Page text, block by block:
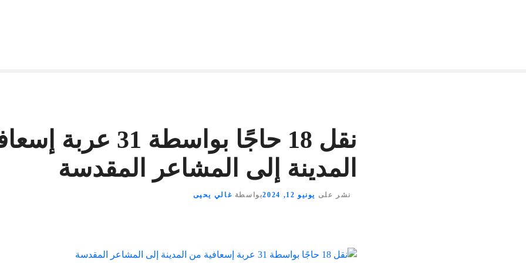
نقل 18 حاجًا بواسطة 31
المدينة إلى المشاعر المقدسة
نشر على يونيو 12, 2024 بواسطة غالي يحيى